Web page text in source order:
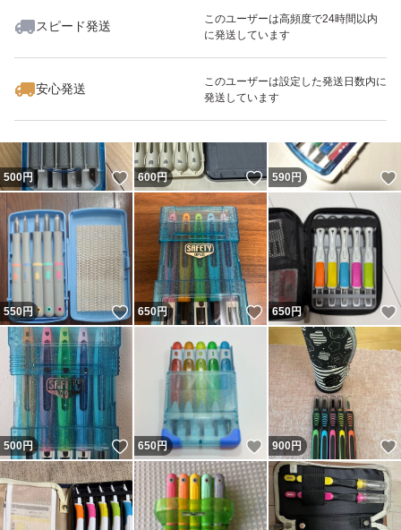
スピード発送
このユーザーは高頻度で24時間以内
に発送しています
安心発送
このユーザーは設定した発送日数内に
発送しています
いいね！
950
500円 いいね！
600円 いいね！
590 円
550円 いいね！
650円 いいね！
650円
500円 いいね！
650円 いいね！
900円